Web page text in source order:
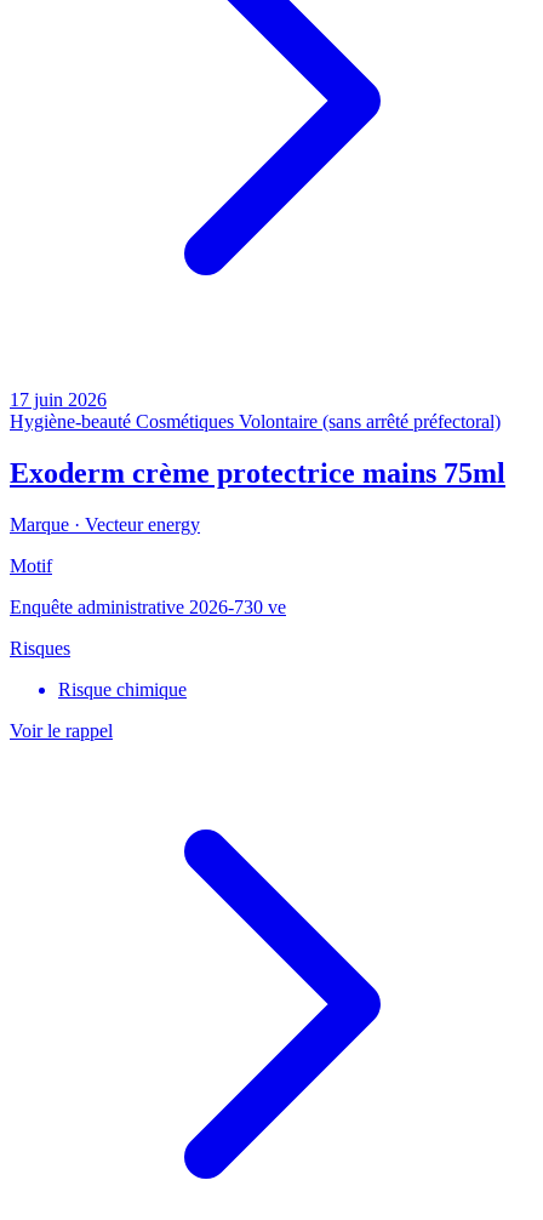
17 juin 2026
Hygiène-beauté Cosmétiques Volontaire (sans arrêté préfectoral)
Exoderm crème protectrice mains 75ml
Marque · Vecteur energy
Motif
Enquête administrative 2026-730 ve
Risques
Risque chimique
Voir le rappel